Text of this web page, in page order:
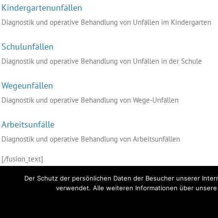
Kindergartenunfällen
Diagnostik und operative Behandlung von Unfällen im Kindergarten
Schulunfällen
Diagnostik und operative Behandlung von Unfällen in der Schule
Wegeunfällen
Diagnostik und operative Behandlung von Wege-Unfällen
Arbeitsunfälle
Diagnostik und operative Behandlung von Arbeitsunfällen
[/fusion_text]
©
Der Schutz der persönlichen Daten der Besucher unserer
verwendet. Alle weiteren Informationen über